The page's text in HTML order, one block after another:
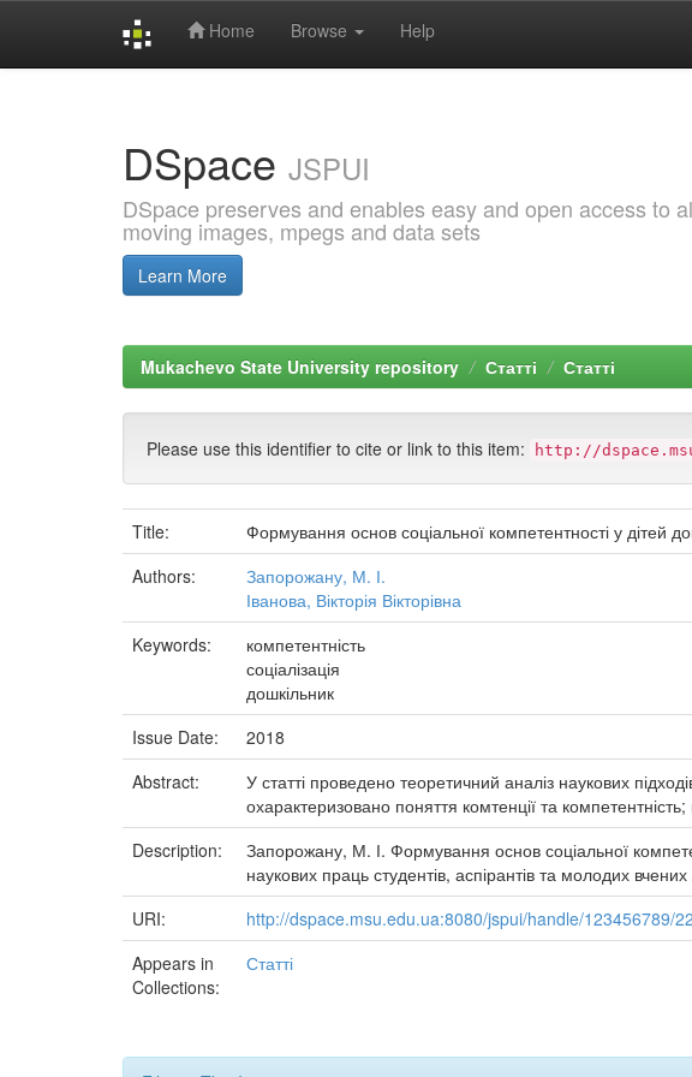
Home Browse Help
DSpace JSPUI
DSpace preserves and enables easy and open access to
moving images, mpegs and data sets
Learn More
Mukachevo State University repository Статті Статті
Please use this identifier to cite or link to this item: http://
Title:
Формування основ соціальної компетентності у дітей
Authors:
Запорожану, М. І.
Іванова, Вікторія Вікторівна
Keywords:
компетентність
соціалізація
дошкільник
Issue Date:
2018
Abstract:
У статті проведено теоретичний аналіз наукових
охарактеризовано поняття комтенції та
Description:
Запорожану, М. І. Формування основ соціальної
наукових праць студентів, аспірантів та молодих
URI:
http://dspace.msu.edu.ua:8080/jspui/handle/123456789/
Appears in
Collections:
Статті